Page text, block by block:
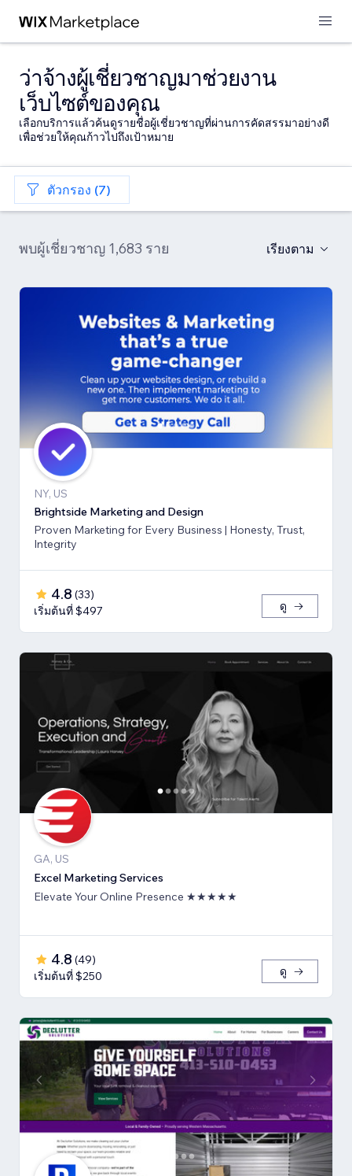
ว่าจ้างผู้เชี่ยวชาญมาช่วยงาน
เว็บไซต์ของคุณ
เลือกบริการแล้วค้นดูรายชื่อผู้เชี่ยวชาญที่ผ่านการคัดสรรมาอย่างดี
เพื่อช่วยให้คุณก้าวไปถึงเป้าหมาย
ตัวกรอง (7)
พบผู้เชี่ยวชาญ 1,683 ราย เรียงตาม
NY, US
Brightside Marketing and Design
Proven Marketing for Every Business | Honesty, Trust,
Integrity
4.8 (33)
เริ่มต้นที่ $497
ดู
GA, US
Excel Marketing Services
Elevate Your Online Presence ★★★★★
4.8 (49)
เริ่มต้นที่ $250
ดู